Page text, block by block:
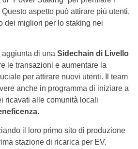
aspetto può attirare più utenti,
dei migliori per lo staking nei
aggiunta di una Sidechain di Livello
le transazioni e aumentare la
per attirare nuovi utenti. Il team
anche in programma di iniziare a
ricavati alle comunità locali
.
il loro primo sito di produzione
stazione di ricarica per EV,